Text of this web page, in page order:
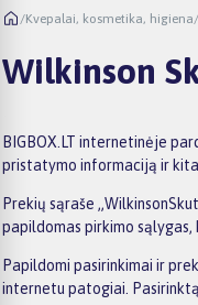
/Kvepalai, kosmetika, higiena/
Wilkinson
BIGBOX.LT internetinėje
pristatymo informaciją ir
Prekių sąraše
papildomas pirkimo
Papildomi pasirinkimai ir
internetu patogiai.